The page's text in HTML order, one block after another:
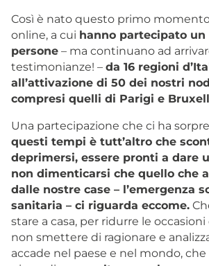
Così è nato questo primo
online, a cui hanno partecipato
persone – ma continuano ad
testimonianze! – da 16 regioni
all’attivazione di 50 dei nostri
compresi quelli di Parigi e
Una partecipazione che ci ha
questi tempi è tutt’altro che
deprimersi, essere pronti a dare
non dimenticarsi che quello che
dalle nostre case – l’emergenza
sanitaria – ci riguarda eccome.
stare a casa, per ridurre le
non smettere di ragionare e
accade nel paese e nel mondo,